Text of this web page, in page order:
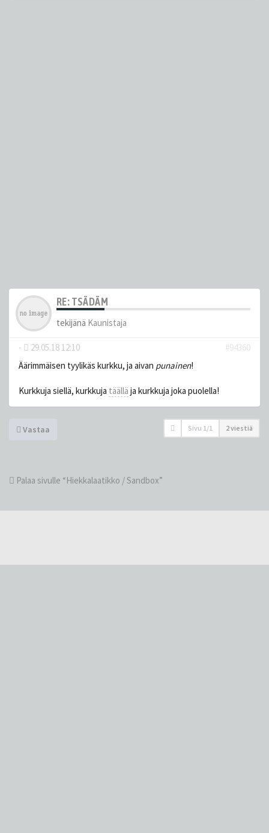
RE: TSÄDÄM
tekijänä Kaunistaja
- 29.05.18 12:10
#94360
Äärimmäisen tyylikäs kurkku, ja aivan punainen!
Kurkkuja siellä, kurkkuja täällä ja kurkkuja joka puolella!
Vastaa Sivu 1/1 2 viestiä
Palaa sivulle “Hiekkalaatikko / Sandbox”